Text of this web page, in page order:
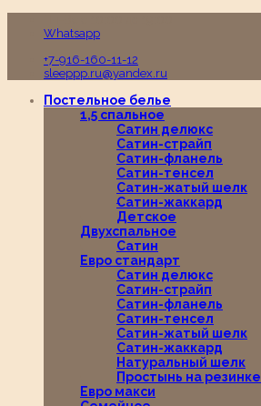
Whatsapp
+7-916-160-11-12
sleeppp.ru@yandex.ru
Постельное белье
1,5 спальное
Сатин делюкс
Сатин-страйп
Сатин-фланель
Сатин-тенсел
Сатин-жатый шелк
Сатин-жаккард
Детское
Двухспальное
Сатин
Евро стандарт
Сатин делюкс
Сатин-страйп
Сатин-фланель
Сатин-тенсел
Сатин-жатый шелк
Сатин-жаккард
Натуральный шелк
Простынь на резинке
Евро макси